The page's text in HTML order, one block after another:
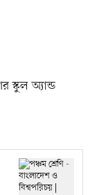
স্কুল অ্যান্ড